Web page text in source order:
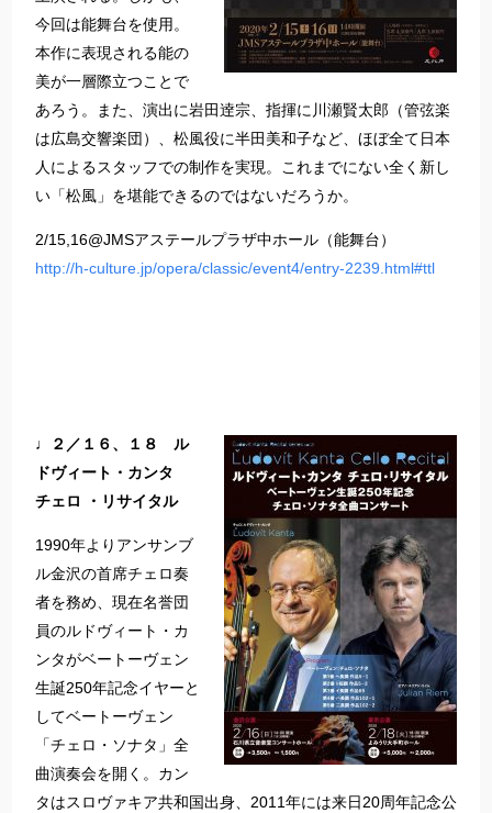
今回は能舞台を使用。
本作に表現される能の
美が一層際立つことで
あろう。また、演出に岩田逹宗、指揮に川瀬賢太郎（管弦楽
は広島交響楽団）、松風役に半田美和子など、ほぼ全て日本
人によるスタッフでの制作を実現。これまでにない全く新し
い「松風」を堪能できるのではないだろうか。
2/15,16@JMSアステールプラザ中ホール（能舞台）
http://h-culture.jp/opera/classic/event4/entry-2239.html#ttl
♩２／１６、１８ ル
ドヴィート・カンタ
チェロ ・リサイタル
1990年よりアンサンブ
ル金沢の首席チェロ奏
者を務め、現在名誉団
員のルドヴィート・カ
ンタがベートーヴェン
生誕250年記念イヤーと
してベートーヴェン
「チェロ・ソナタ」全
曲演奏会を開く。カン
タはスロヴァキア共和国出身、2011年には来日20周年記念公